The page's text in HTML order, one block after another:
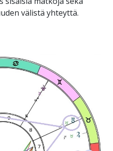
välistä yhteyttä.